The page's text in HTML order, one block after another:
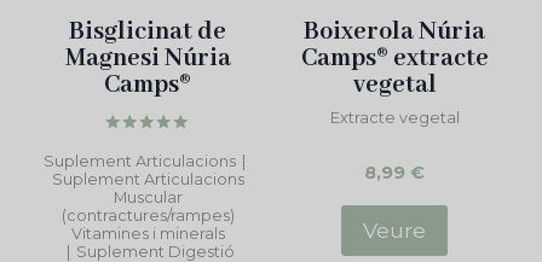
Bisglicinat de
Magnesi Núria
Camps®
amb
5.00
de 5
Suplement Articulacions |
Suplement Articulacions
Muscular
(contractures/rampes)
Vitamines i minerals
| Suplement Digestió
Boixerola Núria
Camps® extracte
vegetal
Extracte vegetal
8,99 €
Veure